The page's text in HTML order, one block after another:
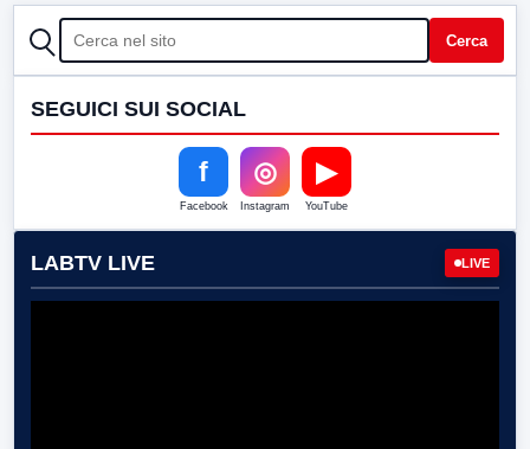
CERCA Cerca
SEGUICI SUI SOCIAL
f
Facebook
◎
Instagram
▶
YouTube
LABTV LIVE LIVE